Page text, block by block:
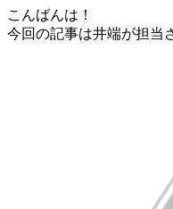
こんばんは！
今回の記事は井端が担当